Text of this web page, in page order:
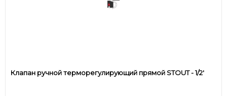
Клапан ручной терморегулирующий прямой STOUT - 1/2'